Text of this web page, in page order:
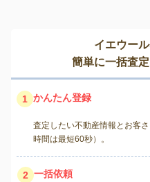
イエウー
簡単に一括査
1 かんたん登録
査定したい不動産情報とお客
時間は最短60秒）。
2 一括依頼